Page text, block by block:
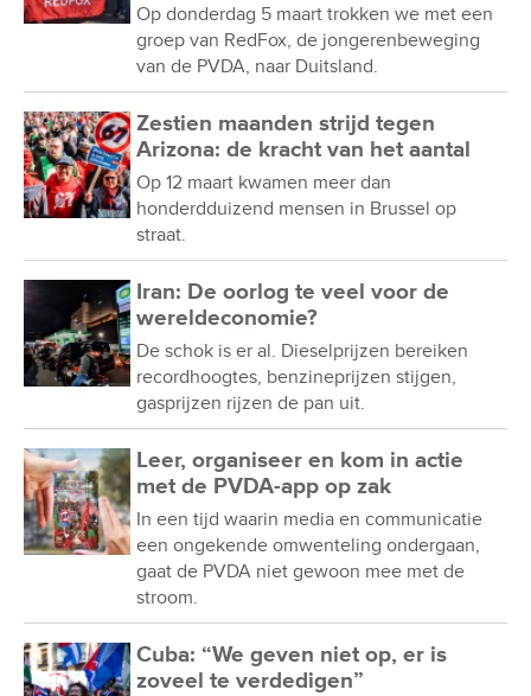
Op donderdag 5 maart trokken we met een
groep van RedFox, de jongerenbeweging
van de PVDA, naar Duitsland.
Zestien maanden strijd tegen
Arizona: de kracht van het aantal
Op 12 maart kwamen meer dan
honderdduizend mensen in Brussel op
straat.
Iran: De oorlog te veel voor de
wereldeconomie?
De schok is er al. Dieselprijzen bereiken
recordhoogtes, benzineprijzen stijgen,
gasprijzen rijzen de pan uit.
Leer, organiseer en kom in actie
met de PVDA-app op zak
In een tijd waarin media en communicatie
een ongekende omwenteling ondergaan,
gaat de PVDA niet gewoon mee met de
stroom.
Cuba: “We geven niet op, er is
zoveel te verdedigen”